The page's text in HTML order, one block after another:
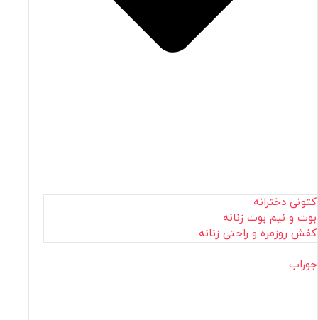
کتونی دخترانه
بوت و نیم بوت زنانه
کفش روزمره و راحتی زنانه
جوراب